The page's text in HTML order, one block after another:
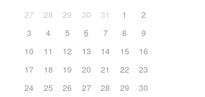
27
28 29 30 31 1
2
3
4 5 6 7 8
9
10
11 12 13 14 15
16
17
18 19 20 21 22
23
24
25 26 27 28 29
30